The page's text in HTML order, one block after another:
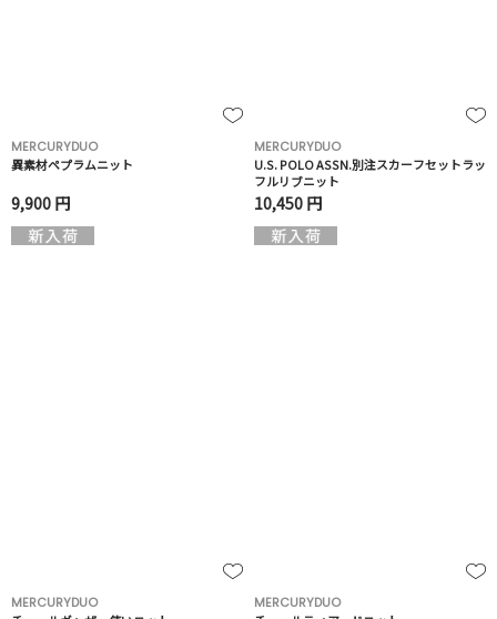
MERCURYDUO
異素材ペプラムニット
9,900 円
MERCURYDUO
U.S. POLO ASSN.別注スカーフセットラッ
フルリブニット
10,450 円
MERCURYDUO
MERCURYDUO